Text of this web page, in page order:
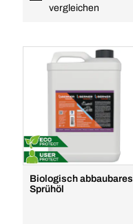
vergleichen
Biologisch abbaubares
Sprühöl